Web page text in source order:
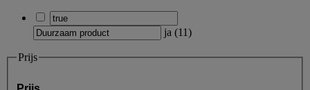
ja (11)
Prijs